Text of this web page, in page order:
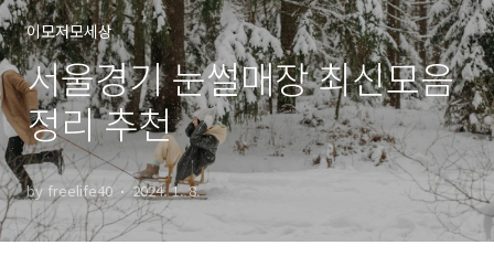
이모저모세상
서울경기 눈썰매장 최신모음
정리 추천
by freelife40 2024. 1. 8.